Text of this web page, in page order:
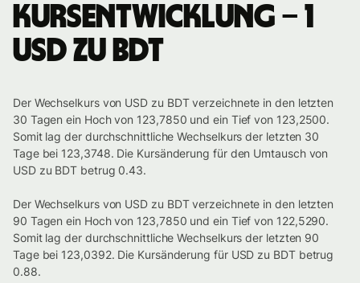
Kursentwicklung – 1
USD zu BDT
Der Wechselkurs von USD zu BDT verzeichnete in den letzten
30 Tagen ein Hoch von 123,7850 und ein Tief von 123,2500.
Somit lag der durchschnittliche Wechselkurs der letzten 30
Tage bei 123,3748. Die Kursänderung für den Umtausch von
USD zu BDT betrug 0.43.
Der Wechselkurs von USD zu BDT verzeichnete in den letzten
90 Tagen ein Hoch von 123,7850 und ein Tief von 122,5290.
Somit lag der durchschnittliche Wechselkurs der letzten 90
Tage bei 123,0392. Die Kursänderung für USD zu BDT betrug
0.88.